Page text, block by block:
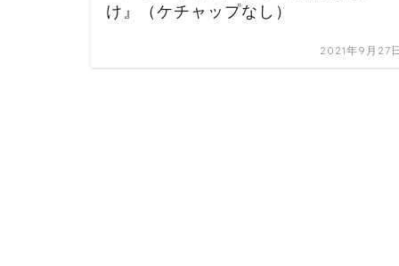
け』（ケチャップなし）
2021年9月27